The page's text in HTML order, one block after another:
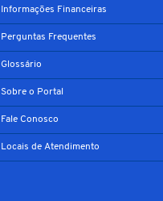
Informações Financeiras
Perguntas Frequentes
Glossário
Sobre o Portal
Fale Conosco
Locais de Atendimento